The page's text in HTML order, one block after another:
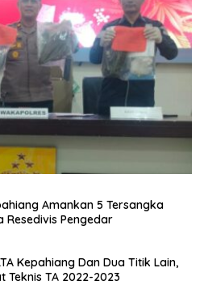
Amankan 5 Tersangka
Pengedar
Kepahiang Dan Dua Titik Lain,
Teknis TA 2022-2023